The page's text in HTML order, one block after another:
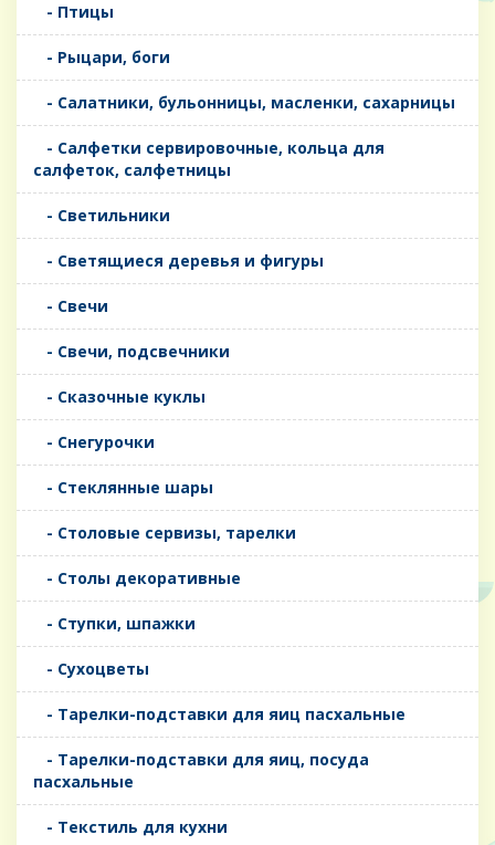
- Птицы
- Рыцари, боги
- Салатники, бульонницы, масленки, сахарницы
- Салфетки сервировочные, кольца для
салфеток, салфетницы
- Светильники
- Светящиеся деревья и фигуры
- Свечи
- Свечи, подсвечники
- Сказочные куклы
- Снегурочки
- Стеклянные шары
- Столовые сервизы, тарелки
- Столы декоративные
- Ступки, шпажки
- Сухоцветы
- Тарелки-подставки для яиц пасхальные
- Тарелки-подставки для яиц, посуда
пасхальные
- Текстиль для кухни